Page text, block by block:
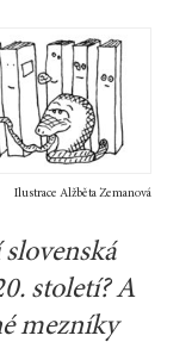
Ilustrace Alžběta Zemanová
století? A
mezníky